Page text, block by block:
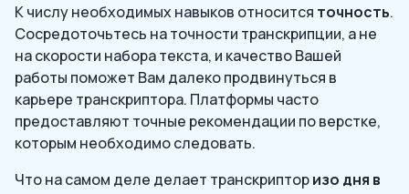
К числу необходимых навыков относится точность.
Сосредоточьтесь на точности транскрипции, а не
на скорости набора текста, и качество Вашей
работы поможет Вам далеко продвинуться в
карьере транскриптора. Платформы часто
предоставляют точные рекомендации по верстке,
которым необходимо следовать.
Что на самом деле делает транскрипторизо дня в